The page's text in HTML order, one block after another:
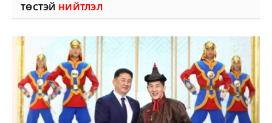
ТӨСТЭЙ НИЙТЛЭЛ